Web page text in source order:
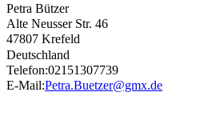
Petra Bützer
Alte Neusser Str. 46
47807 Krefeld
Deutschland
Telefon:02151307739
E-Mail:Petra.Buetzer@gmx.de